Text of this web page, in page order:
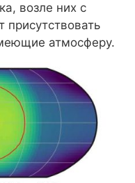
возле них с
присутствовать
атмосферу.